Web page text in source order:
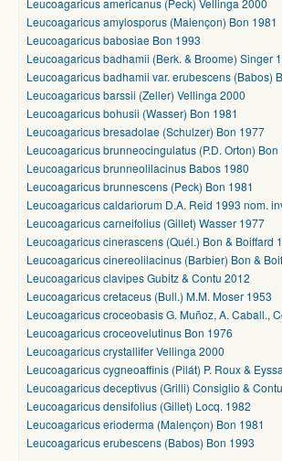
Leucoagaricus americanus (Peck) Vellinga 2000
Leucoagaricus amylosporus (Malençon) Bon 1981
Leucoagaricus babosiae Bon 1993
Leucoagaricus badhamii (Berk. & Broome) Singer
Leucoagaricus badhamii var. erubescens (Babos)
Leucoagaricus barssii (Zeller) Vellinga 2000
Leucoagaricus bohusii (Wasser) Bon 1981
Leucoagaricus bresadolae (Schulzer) Bon 1977
Leucoagaricus brunneocingulatus (P.D. Orton) Bon
Leucoagaricus brunneolilacinus Babos 1980
Leucoagaricus brunnescens (Peck) Bon 1981
Leucoagaricus caldariorum D.A. Reid 1993 nom.
Leucoagaricus carneifolius (Gillet) Wasser 1977
Leucoagaricus cinerascens (Quél.) Bon & Boiffard
Leucoagaricus cinereolilacinus (Barbier) Bon &
Leucoagaricus clavipes Gubitz & Contu 2012
Leucoagaricus cretaceus (Bull.) M.M. Moser 1953
Leucoagaricus croceobasis G. Muñoz, A. Caball.,
Leucoagaricus croceovelutinus Bon 1976
Leucoagaricus crystallifer Vellinga 2000
Leucoagaricus cygneoaffinis (Pilát) P. Roux &
Leucoagaricus deceptivus (Grilli) Consiglio &
Leucoagaricus densifolius (Gillet) Locq. 1982
Leucoagaricus erioderma (Malençon) Bon 1981
Leucoagaricus erubescens (Babos) Bon 1993